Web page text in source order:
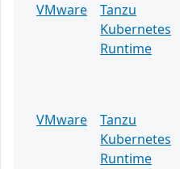
VMware
Tanzu
Kubernetes
Runtime
VMware
Tanzu
Kubernetes
Runtime